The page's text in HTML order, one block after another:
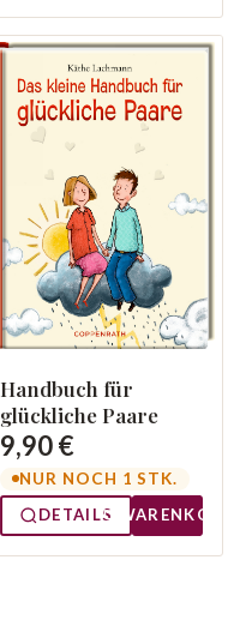
Handbuch für
glückliche Paare
9,90 €
NUR NOCH 1 STK.
DETAILS
WARENKORB